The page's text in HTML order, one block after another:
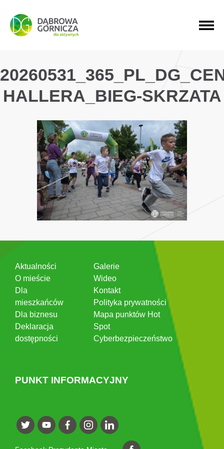
PRZEJDŹ DO MENU GŁÓWNEGO
PRZEJDŹ DO WYSZUKIWARKI
PRZEJDŹ DO TREŚCI
HALLERA_BIEG-SKRZATA
Aktualności
O mieście
Dla
mieszkańców
Dla biznesu
Deklaracja
dostępności
Galerie
Wideo
Kontakt
Polityka prywatności
Mapa punktów Hot
Spot
Cyberbezpieczeństwo
PUNKT INFORMACYJNY